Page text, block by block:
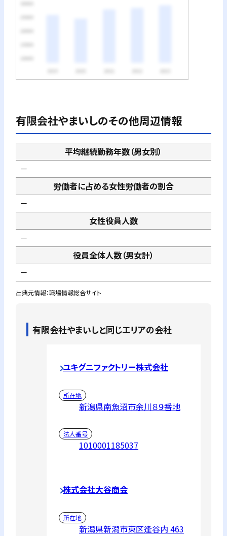
有限会社やまいしのその他周辺情報
平均継続勤務年数（男女別）
－
労働者に占める女性労働者の割合
－
女性役員人数
－
役員全体人数（男女計）
－
出典元情報：職場情報総合サイト
有限会社やまいしと同じエリアの会社
ユキグニファクトリー株式会社
所在地
新潟県南魚沼市余川８９番地
法人番号
1010001185037
株式会社大谷商会
所在地
新潟県新潟市東区逢谷内 463